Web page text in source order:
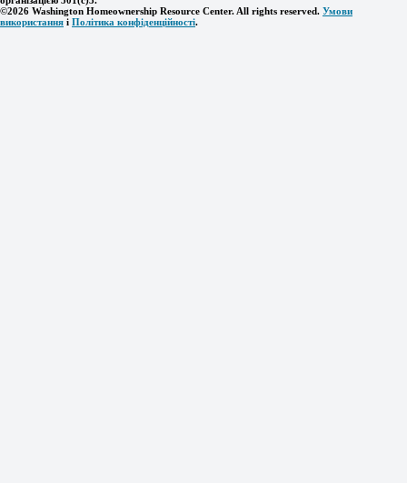
©2026 Washington Homeownership Resource Center. All rights reserved. Умови
використання і Політика конфіденційності.